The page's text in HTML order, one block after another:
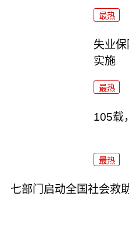
最热
失业
实施
最热
105载
最热
七部门启动全国社会救